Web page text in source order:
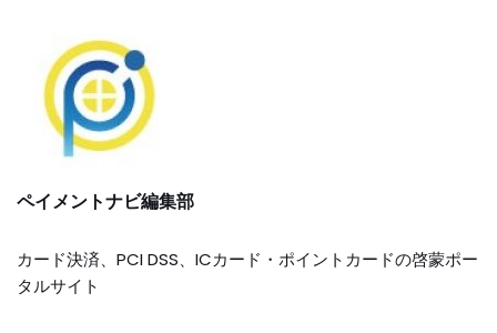
ペイメントナビ編集部
カード決済、PCI DSS、ICカード・ポイントカードの啓蒙ポー
タルサイト